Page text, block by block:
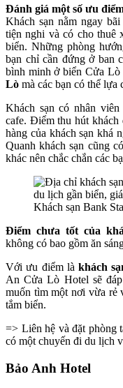
Đánh giá một số ưu
Khách sạn nằm ngay
tiện nghi và có cho thuê
biển. Những phòng
bạn chỉ cần đứng ở ban
bình minh ở biển Cửa
Lò mà các bạn có thể
Khách sạn có nhân
cafe. Điểm thu hút
hàng của khách sạn khá
Quanh khách sạn cũng
khác nên chắc chắn các
Khách sạn Bank
Điểm chưa tốt của
không có bao gồm ăn
Với ưu điểm làkhách
An Cửa Lò Hotel sẽ
muốn tìm một nơi vừa rẻ
tắm biển.
=> Liên hệ và đặt phòng
có một chuyến đi du lịch
Bảo Anh Hotel